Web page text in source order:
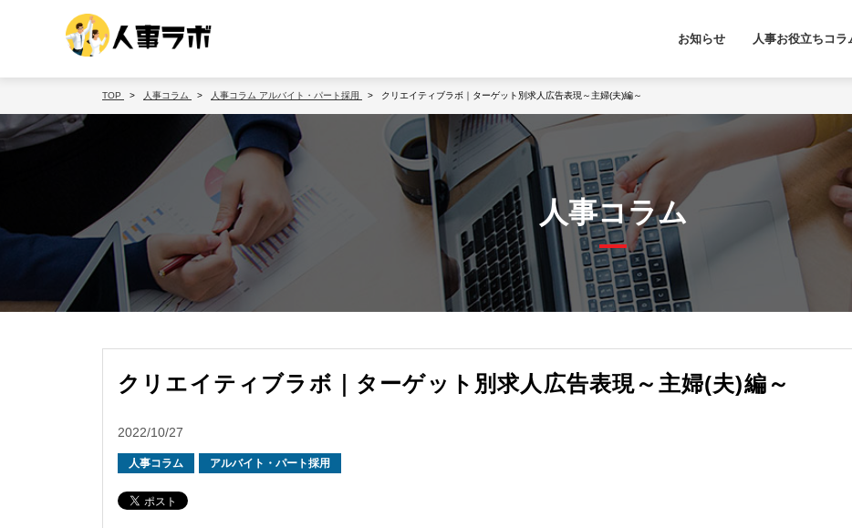
お知らせ 人事お役立ちコラ
TOP 人事コラム 人事コラム アルバイト・パート採用 クリエイティブラボ｜ターゲット別求人広告表現～主婦(夫)編～
人事コラム
クリエイティブラボ｜ターゲット別求人広告表現～主婦(夫)編～
2022/10/27
人事コラム アルバイト・パート採用